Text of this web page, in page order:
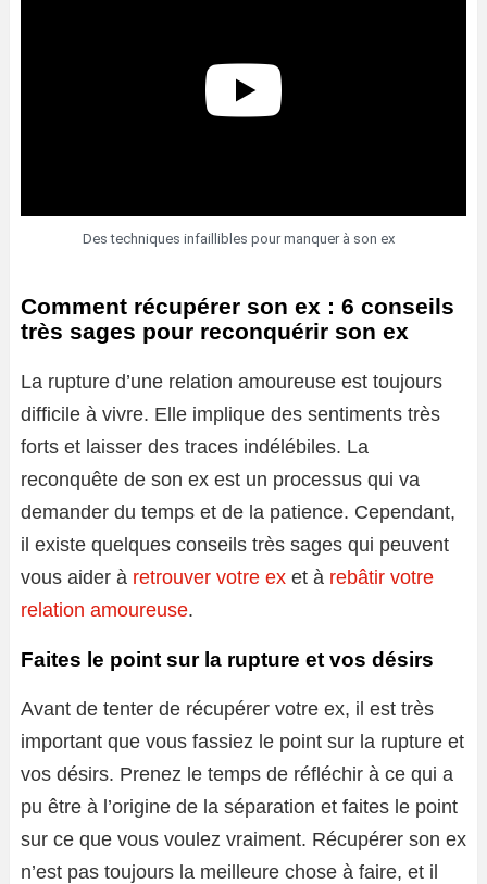
Des techniques infaillibles pour manquer à son ex
Comment récupérer son ex : 6 conseils
très sages pour reconquérir son ex
La rupture d’une relation amoureuse est toujours
difficile à vivre. Elle implique des sentiments très
forts et laisser des traces indélébiles. La
reconquête de son ex est un processus qui va
demander du temps et de la patience. Cependant,
il existe quelques conseils très sages qui peuvent
vous aider à retrouver votre ex et à rebâtir votre
relation amoureuse.
Faites le point sur la rupture et vos désirs
Avant de tenter de récupérer votre ex, il est très
important que vous fassiez le point sur la rupture et
vos désirs. Prenez le temps de réfléchir à ce qui a
pu être à l’origine de la séparation et faites le point
sur ce que vous voulez vraiment. Récupérer son ex
n’est pas toujours la meilleure chose à faire, et il